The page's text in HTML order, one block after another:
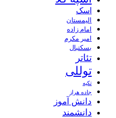
اسک
الیمستان
امام زاده
امیر مکرم
بسکتبال
تئاتر
توللی
تکیه
جاده هراز
دانش آموز
دانشمند